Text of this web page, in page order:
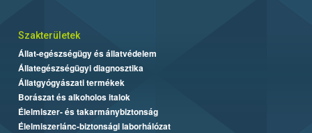
Szakterületek
Állat-egészségügy és állatvédelem
Állategészségügyi diagnosztika
Állatgyógyászati termékek
Borászat és alkoholos italok
Élelmiszer- és takarmánybiztonság
Élelmiszerlánc-biztonsági laborhálózat